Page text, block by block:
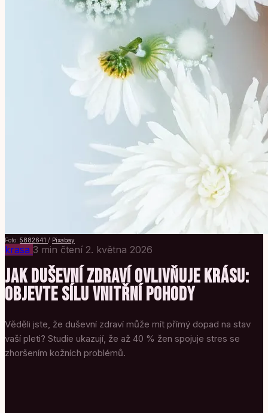
Foto: 5882641 / Pixabay
krasa 3 min čtení 2. května 2026
JAK DUŠEVNÍ ZDRAVÍ OVLIVŇUJE KRÁSU:
OBJEVTE SÍLU VNITŘNÍ POHODY
Věděli jste, že duševní zdraví může mít přímý dopad na stav
vaší pleti? Studie ukazují, že až 40 % žen spojuje stres se
zhoršením kožních problémů.